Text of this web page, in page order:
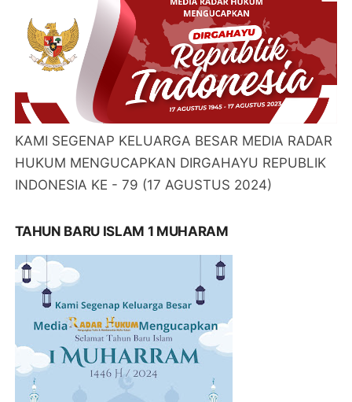
KAMI SEGENAP KELUARGA BESAR MEDIA RADAR
HUKUM MENGUCAPKAN DIRGAHAYU REPUBLIK
INDONESIA KE - 79 (17 AGUSTUS 2024)
TAHUN BARU ISLAM 1 MUHARAM